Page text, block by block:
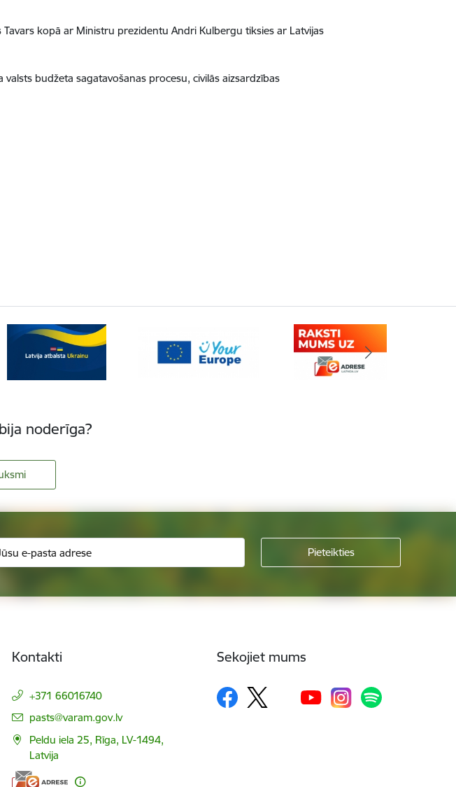
kopā ar Ministru prezidentu Andri Kulbergu tiksies ar Latvijas
budžeta sagatavošanas procesu, civilās aizsardzības
noderīga?
Kontakti
+371 66016740
E-pasts:
pasts@varam.gov.lv
Peldu iela 25, Rīga, LV-1494,
Latvija
Sekojiet mums